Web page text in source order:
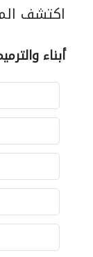
اكتشف
أبناء